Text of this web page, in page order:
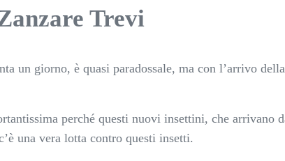
Trevi
un giorno, è quasi paradossale, ma con l’arrivo
perché questi nuovi insettini, che arrivano
una vera lotta contro questi insetti.